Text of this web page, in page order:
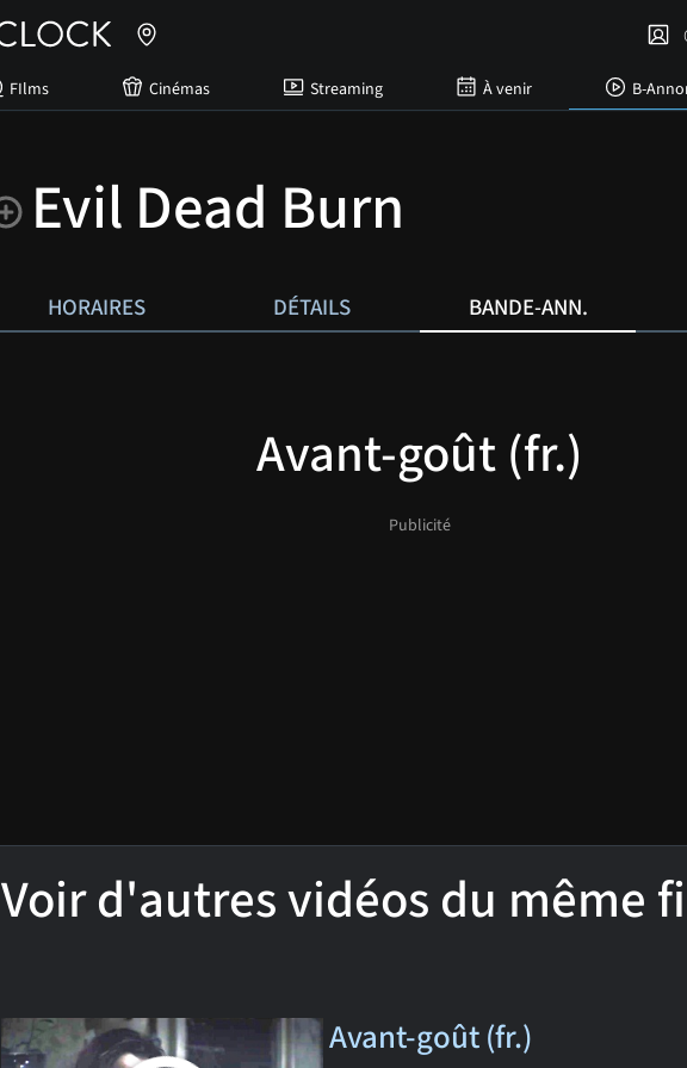
FIlms Cinémas Streaming À venir B-
Evil Dead Burn
HORAIRES DÉTAILS BANDE-ANN.
Avant-goût (fr.)
Voir d'autres vidéos du même
Avant-goût (fr.)